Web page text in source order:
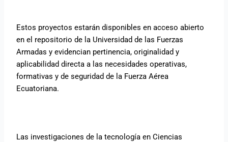
Estos proyectos estarán disponibles en acceso abierto
en el repositorio de la Universidad de las Fuerzas
Armadas y evidencian pertinencia, originalidad y
aplicabilidad directa a las necesidades operativas,
formativas y de seguridad de la Fuerza Aérea
Ecuatoriana.
Las investigaciones de la tecnología en Ciencias